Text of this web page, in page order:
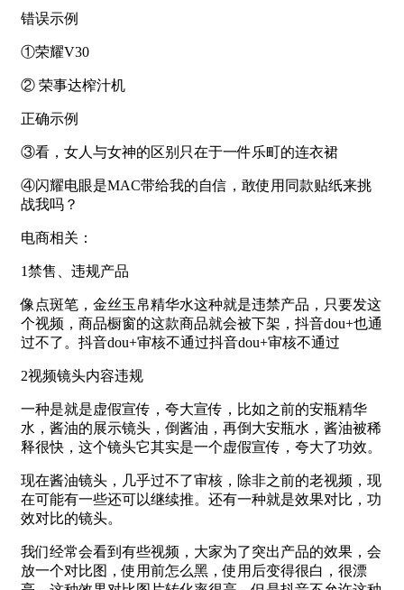
错误示例
①荣耀V30
② 荣事达榨汁机
正确示例
③看，女人与女神的区别只在于一件乐町的连衣裙
④闪耀电眼是MAC带给我的自信，敢使用同款贴纸来挑
战我吗？
电商相关：
1禁售、违规产品
像点斑笔，金丝玉帛精华水这种就是违禁产品，只要发这
个视频，商品橱窗的这款商品就会被下架，抖音dou+也通
过不了。抖音dou+审核不通过抖音dou+审核不通过
2视频镜头内容违规
一种是就是虚假宣传，夸大宣传，比如之前的安瓶精华
水，酱油的展示镜头，倒酱油，再倒大安瓶水，酱油被稀
释很快，这个镜头它其实是一个虚假宣传，夸大了功效。
现在酱油镜头，几乎过不了审核，除非之前的老视频，现
在可能有一些还可以继续推。还有一种就是效果对比，功
效对比的镜头。
我们经常会看到有些视频，大家为了突出产品的效果，会
放一个对比图，使用前怎么黑，使用后变得很白，很漂